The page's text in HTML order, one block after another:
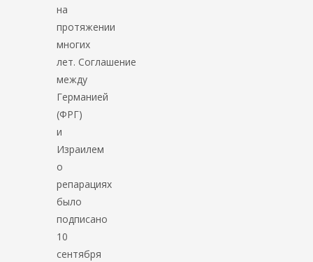
на
протяжении
многих
лет. Соглашение
между
Германией
(ФРГ)
и
Израилем
о
репарациях
было
подписано
10
сентября